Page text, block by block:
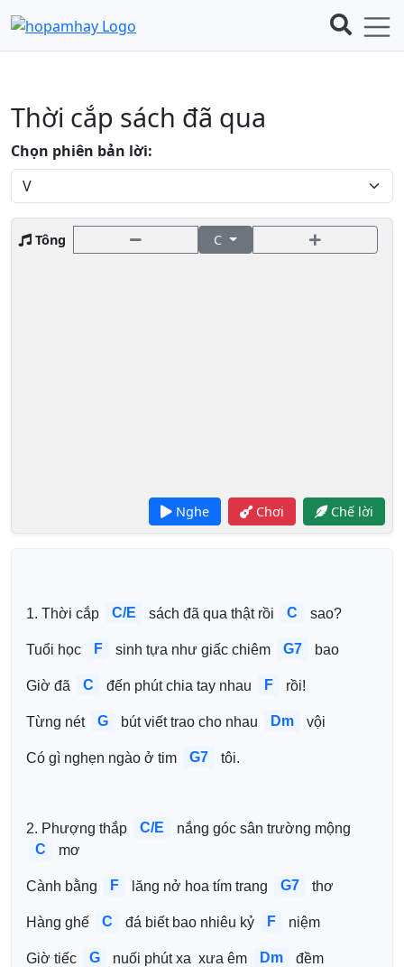
Thời cắp sách đã qua
Chọn phiên bản lời:
Tông C
Nghe Chơi Chế lời
1. Thời cắp C/E sách đã qua thật rồi C sao?
Tuổi học F sinh tựa như giấc chiêm G7 bao
Giờ đã C đến phút chia tay nhau F rồi!
Từng nét G bút viết trao cho nhau Dm vội
Có gì nghẹn ngào ở tim G7 tôi.
2. Phượng thắp C/E
nắng góc sân trường mộng
C
mơ
Cành bằng F lăng nở hoa tím trang G7 thơ
Hàng ghế C đá biết bao nhiêu kỷ F niệm
Giờ tiếc G nuối phút xa  xưa êm Dm đềm